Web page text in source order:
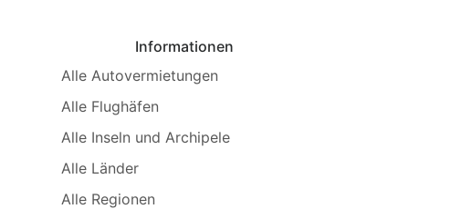
Informationen
Alle Autovermietungen
Alle Flughäfen
Alle Inseln und Archipele
Alle Länder
Alle Regionen